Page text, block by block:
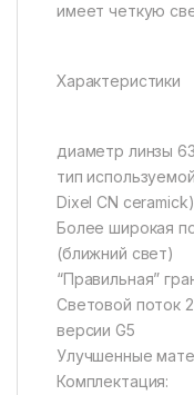
имеет четкую
Характеристики
диаметр линзы
тип
Dixel CN ceramick)
Более широкая
(ближний свет)
“Правильная”
Световой поток
версии G5
Улучшенные
Комплектация: